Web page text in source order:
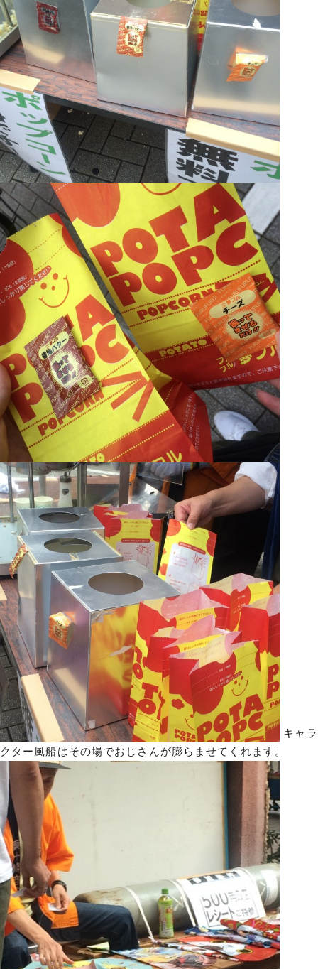
キャラ
クター風船はその場でおじさんが膨らませてくれます。